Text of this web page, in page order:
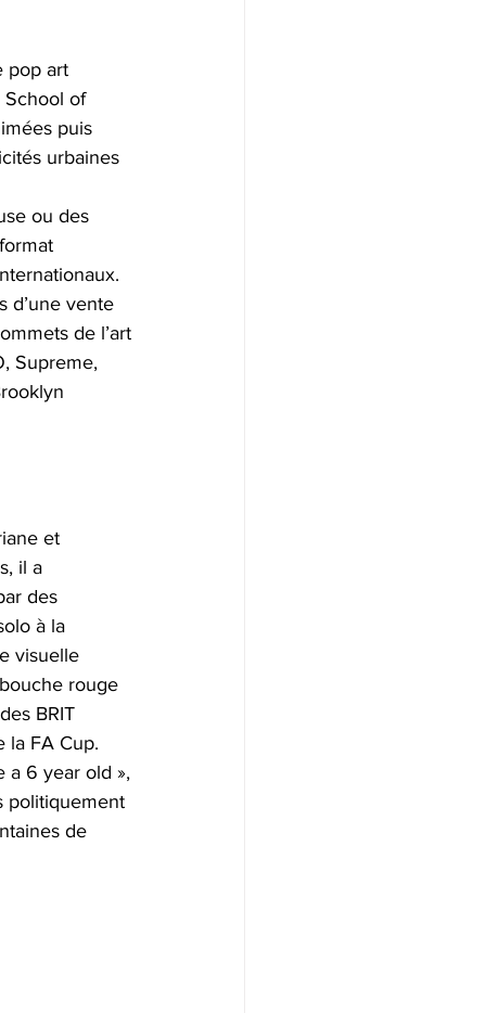
pop art
School of
puis
urbaines
ou des
d’une vente
de l’art
Supreme,
et
il a
des
à la
visuelle
rouge
BRIT
la FA Cup.
a 6 year old »,
politiquement
de